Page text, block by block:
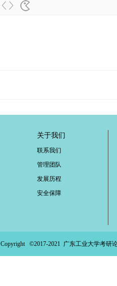
关于我们
联系我们
管理团队
发展历程
安全保障
Copyright ©2017-2021 广东工业大学考研